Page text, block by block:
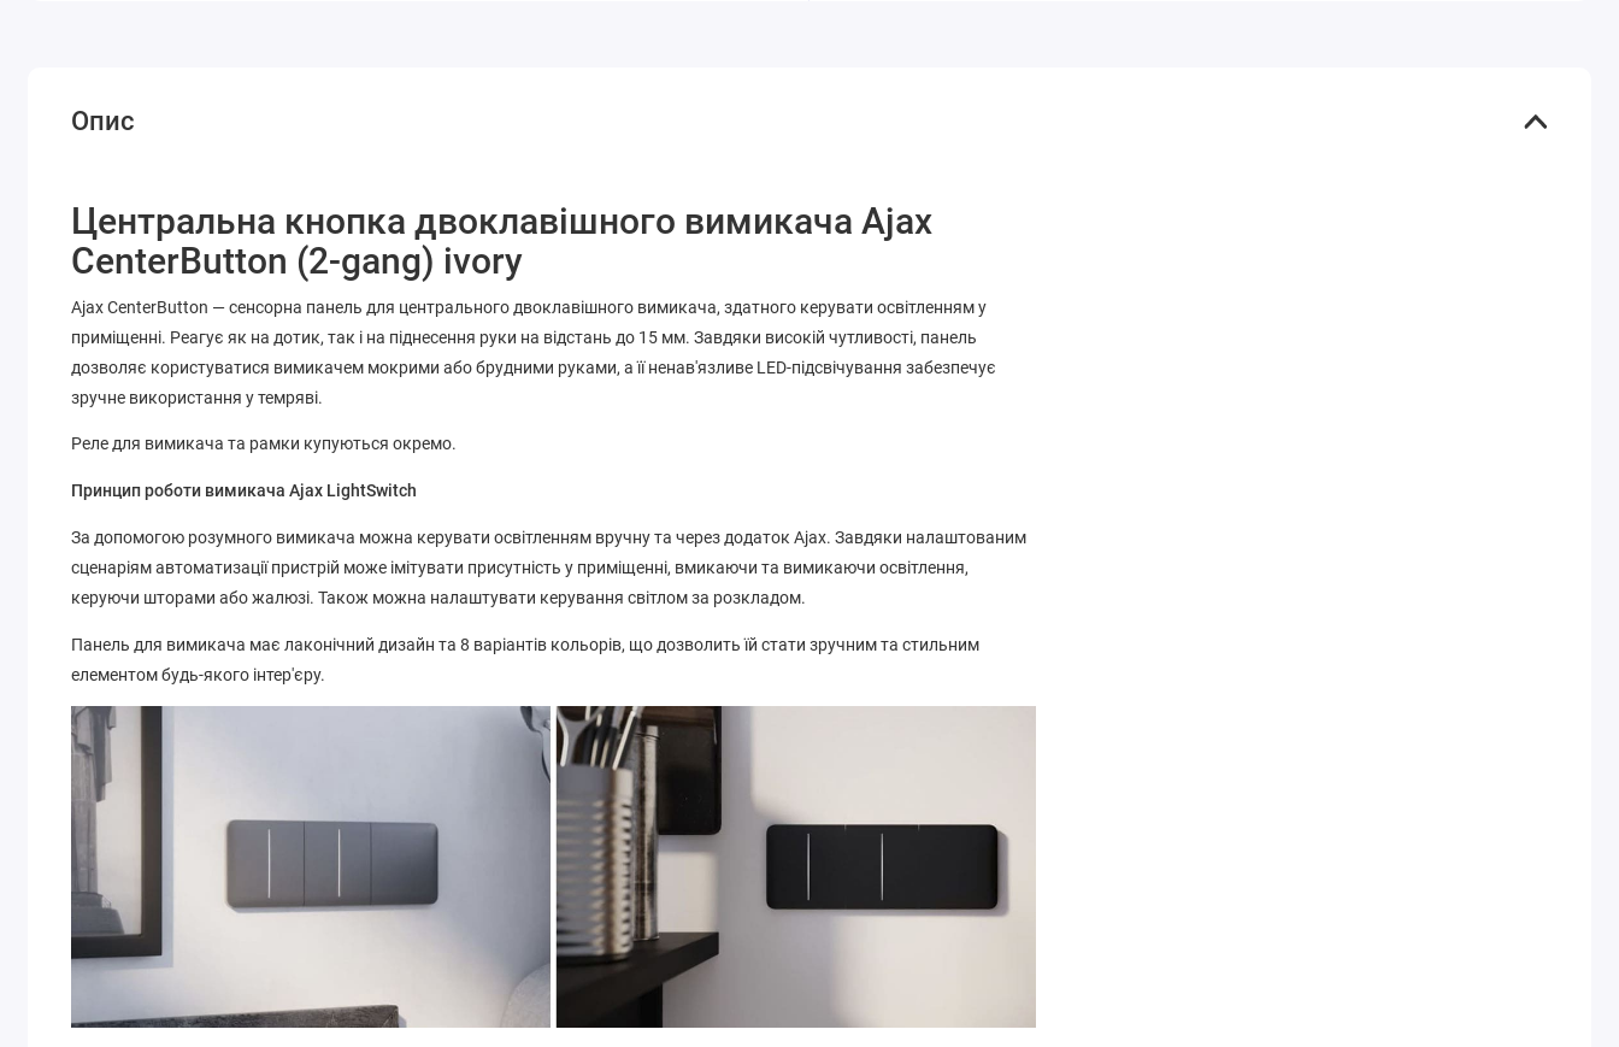
Опис
Центральна кнопка двоклавішного вимикача Ajax
CenterButton (2-gang) ivory
Ajax CenterButton — сенсорна панель для центрального двоклавішного вимикача, здатного керувати освітленням у
приміщенні. Реагує як на дотик, так і на піднесення руки на відстань до 15 мм. Завдяки високій чутливості, панель
дозволяє користуватися вимикачем мокрими або брудними руками, а її ненав'язливе LED-підсвічування забезпечує
зручне використання у темряві.
Реле для вимикача та рамки купуються окремо.
Принцип роботи вимикача Ajax LightSwitch
За допомогою розумного вимикача можна керувати освітленням вручну та через додаток Ajax. Завдяки налаштованим
сценаріям автоматизації пристрій може імітувати присутність у приміщенні, вмикаючи та вимикаючи освітлення,
керуючи шторами або жалюзі. Також можна налаштувати керування світлом за розкладом.
Панель для вимикача має лаконічний дизайн та 8 варіантів кольорів, що дозволить їй стати зручним та стильним
елементом будь-якого інтер'єру.